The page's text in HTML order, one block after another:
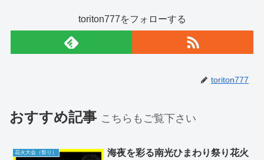
toriton777をフォローする
toriton777
おすすめ記事 こちらもご覧下さい
花火大会（祭り） 海夜を彩る南光ひまわり祭り花火